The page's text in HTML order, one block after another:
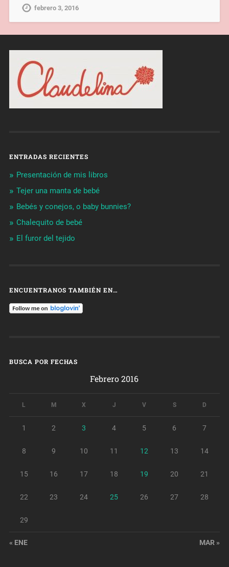
febrero 3, 2016
ENTRADAS RECIENTES
Presentación de mis libros
Tejer una manta de bebé
Bebés y conejos, o baby bunnies?
Chalequito de bebé
El furor del tejido
ENCUENTRANOS TAMBIÉN EN…
BUSCA POR FECHAS
Febrero 2016
L M X J V S D
1 2 3 4 5 6 7
8 9 10 11 12 13 14
15 16 17 18 19 20 21
22 23 24 25 26 27 28
29
« ENE MAR »